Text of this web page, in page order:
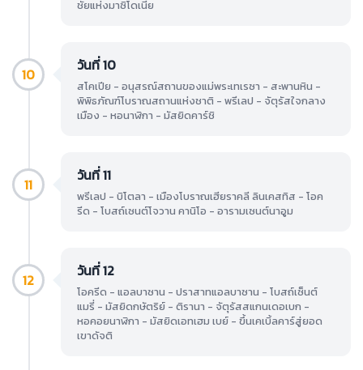
ชัยแห่งมาซิโดเนีย
10 วันที่ 10
สโคเปีย - อนุสรณ์สถานของแม่พระเทเรซา - สะพานหิน -
พิพิธภัณฑ์โบราณสถานแห่งชาติ - พรีเลป - จัตุรัสใจกลาง
เมือง - หอนาฬิกา - มัสยิดคาร์ชิ
11 วันที่ 11
พรีเลป - บิโตลา - เมืองโบราณเฮียราคลี ลินเคสทิส - โอค
รีด - โบสถ์เซนต์โจวาน คานิโอ - อารามเซนต์นาอูม
12 วันที่ 12
โอครีด - แอลบาซาน - ปราสาทแอลบาซาน - โบสถ์เซ็นต์
แมรี่ - มัสยิดกษัตริย์ - ติรานา - จัตุรัสสแกนเดอเบก -
หอคอยนาฬิกา - มัสยิดเอทเฮม เบย์ - ขึ้นเคเบิ้ลคาร์สู่ยอด
เขาดัจติ